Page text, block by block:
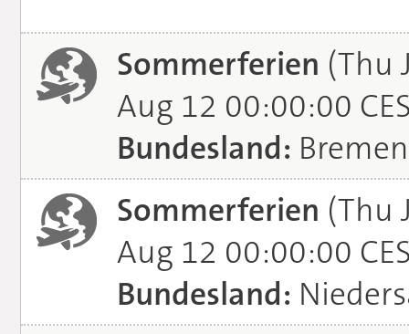
Sommerferien (Thu
Aug 12 00:00:00
Bundesland: Bremen
Sommerferien (Thu
Aug 12 00:00:00
Bundesland: